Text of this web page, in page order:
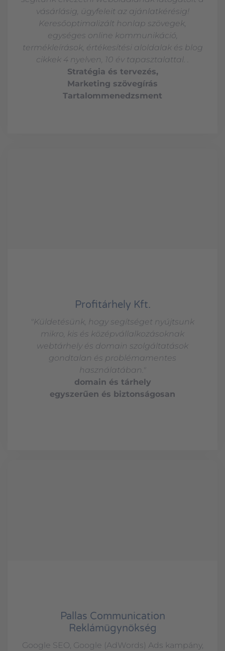
Profitárhely Kft.
"Küldetésünk, hogy segítséget nyújtsunk
mikro, kis és középvállalkozásoknak
webtárhely és domain szolgáltatások
gondtalan és problémamentes
használatában."
domain és tárhely
egyszerűen és biztonságosan
Pallas Communication
Reklámügynökség
Google SEO, Google (AdWords) Ads kampány,
vásárlásig, ügyfeleit az ajánlatkérésig!
Keresőoptimalizált honlap szövegek,
egységes online kommunikáció,
termékleírások, értékesítési aloldalak és blog
cikkek 4 nyelven, 10 év tapasztalattal. .
Stratégia és tervezés,
Marketing szövegírás
Tartalommenedzsment